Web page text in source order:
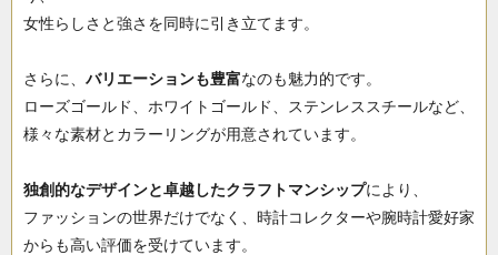
女性らしさと強さを同時に引き立てます。
さらに、 バリエーションも豊富なのも魅力的です。
ローズゴールド、ホワイトゴールド、ステンレススチールなど、
様々な素材とカラーリングが用意されています。
独創的なデザインと卓越したクラフトマンシップにより、
ファッションの世界だけでなく、時計コレクターや腕時計愛好家
からも高い評価を受けています。